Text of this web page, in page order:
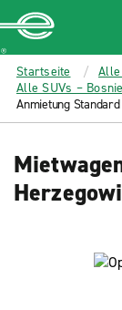
MAIN
CONTENT
Enterprise
Startseite
Alle
Alle SUVs –
Anmietung